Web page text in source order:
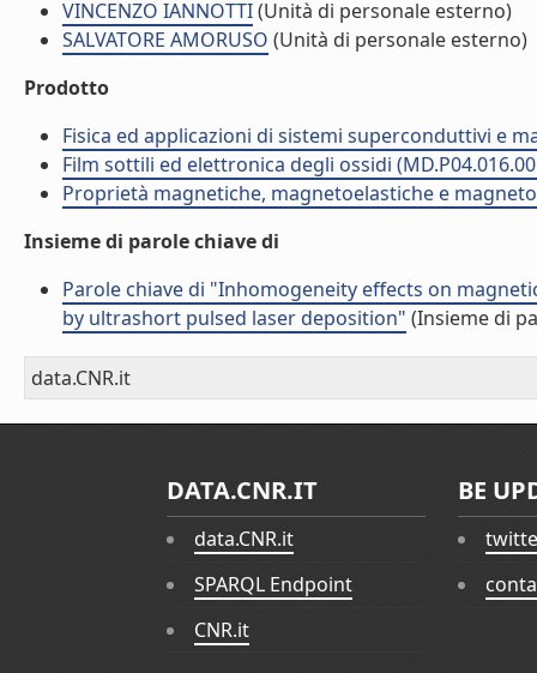
VINCENZO IANNOTTI(Unità di personale esterno)
SALVATORE AMORUSO (Unità di personale esterno)
Prodotto
Fisica ed applicazioni di sistemi superconduttivi e
Film sottili ed elettronica degli ossidi
Proprietà magnetiche, magnetoelastiche e
Insieme di parole chiave di
Parole chiave di "Inhomogeneity effects on
by ultrashort pulsed laser deposition" (Insieme di
data.CNR.it
DATA.CNR.IT
data.CNR.it
SPARQL Endpoint
CNR.it
BE